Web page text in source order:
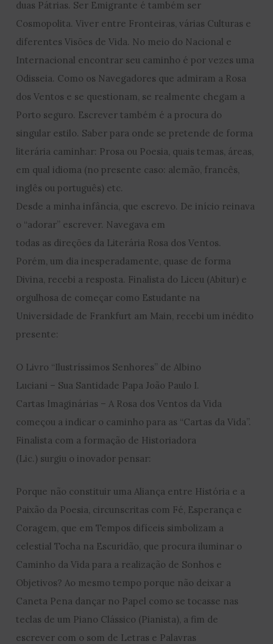
duas Pátrias. Ser Emigrante é também ser
Cosmopolita. Viver entre Fronteiras, várias Culturas e
diferentes Visões de Vida. No meio do Nacional e
Internacional encontrar seu caminho é por vezes uma
Odisseia. Como os Navegadores que admiram a Rosa
dos Ventos e se questionam, se realmente chegam a
Porto seguro. Escrever também é a procura do
singular estilo. Saber para onde se pretende de forma
literária caminhar: Prosa ou Poesia, quais temas, áreas,
em qual idioma (no presente caso: alemão, francês,
inglês ou português) etc.
Desde a minha infância, que escrevo. De início reinava
o “adorar” escrever. Navegava em
todas as direções da Literária Rosa dos Ventos.
Porém, um dia inesperadamente, quase de forma
Divina, recebi a resposta. Finalista do Liceu (Abitur) e
orgulhosa de começar como Estudante na
Universidade de Frankfurt am Main, recebi um inédito
presente:
O Livro “Ilustríssimos Senhores” de Albino
Luciani – Sua Santidade Papa João Paulo I.
Cartas Imaginárias – A Rosa dos Ventos da Vida
começou a indicar o caminho para as “Cartas da Vida”.
Finalista com a formação de Historiadora
(Lic.) surgiu o inovador pensar:
Porque não constituir uma Aliança entre História e a
Paixão da Poesia, circunscritas com Fé, Esperança e
Coragem, que em Tempos difíceis simbolizam a
celestial Tocha na Escuridão, que procura iluminar o
Caminho da Vida para a realização de Sonhos e
Objetivos? Ao mesmo tempo porque não deixar a
Caneta Pena dançar no Papel como se tocasse nas
teclas de um Piano Clássico (Pianista), a fim de
escrever com o som de Letras e Palavras